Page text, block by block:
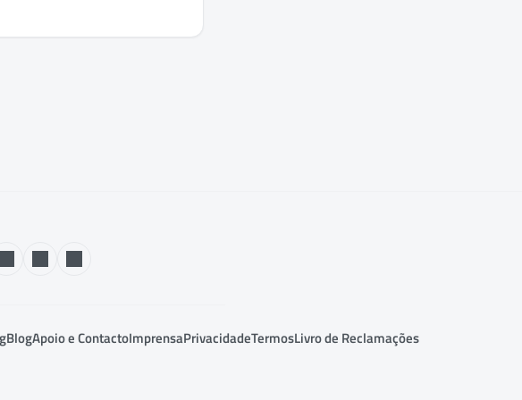
BlogApoio e ContactoImprensaPrivacidadeTermosLivro de Reclamações